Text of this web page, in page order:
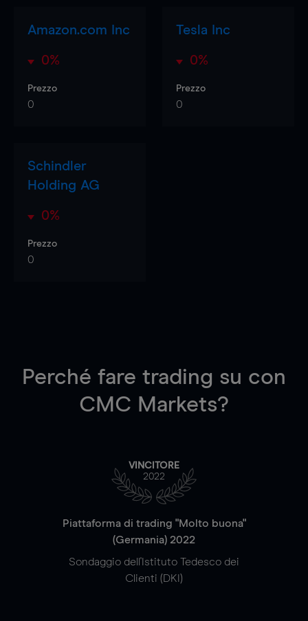
Amazon.com Inc
0%
Prezzo
0
Tesla Inc
0%
Prezzo
0
Schindler
Holding AG
0%
Prezzo
0
Perché fare trading su con
CMC Markets?
VINCITORE
2022
Piattaforma di trading "Molto buona"
(Germania) 2022
Sondaggio dell'Istituto Tedesco dei
Clienti (DKI)